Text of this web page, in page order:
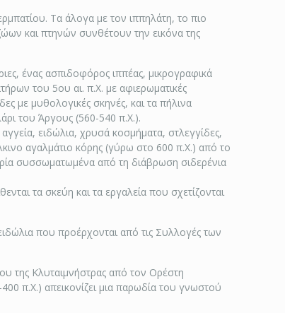
Τα άλογα με τον ιππηλάτη, το πιο
και πτηνών συνθέτουν την εικόνα της
ένας ασπιδοφόρος ιππέας, μικρογραφικά
του 5ου αι. π.Χ. με αφιερωματικές
με μυθολογικές σκηνές, και τα πήλινα
του Άργους (560-540 π.Χ.).
ειδώλια, χρυσά κοσμήματα, στλεγγίδες,
αγαλμάτιο κόρης (γύρω στο 600 π.Χ.) από το
συσσωματωμένα από τη διάβρωση σιδερένια
τα σκεύη και τα εργαλεία που σχετίζονται
που προέρχονται από τις Συλλογές των
της Κλυταιμνήστρας από τον Ορέστη
π.Χ.) απεικονίζει μια παρωδία του γνωστού